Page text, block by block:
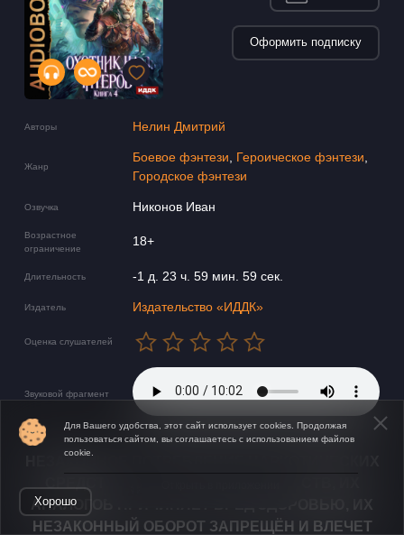
Авторы Нелин Дмитрий
Жанр
Боевое фэнтези Героическое фэнтези
Городское фэнтези
Озвучка Никонов Иван
Возрастное
ограничение
18+
Длительность -1 д. 23 ч. 59 мин. 59 сек.
Издатель Издательство «ИДДК»
Оценка слушателей
Звуковой фрагмент
Оформить подписку
АНАЛОГОВ ПРИЧИНЯЕТ ВРЕД ЗДОРОВЬЮ, ИХ
НЕЗАКОННЫЙ ОБОРОТ ЗАПРЕЩЁН И ВЛЕЧЕТ
Для Вашего удобства, этот сайт использует cookies. Продолжая
пользоваться сайтом, вы соглашаетесь с использованием файлов
cookie.
Хорошо